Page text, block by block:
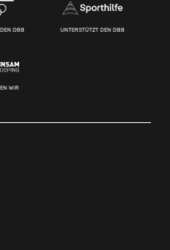
DBB UNTERSTÜTZT DEN DBB
WIR